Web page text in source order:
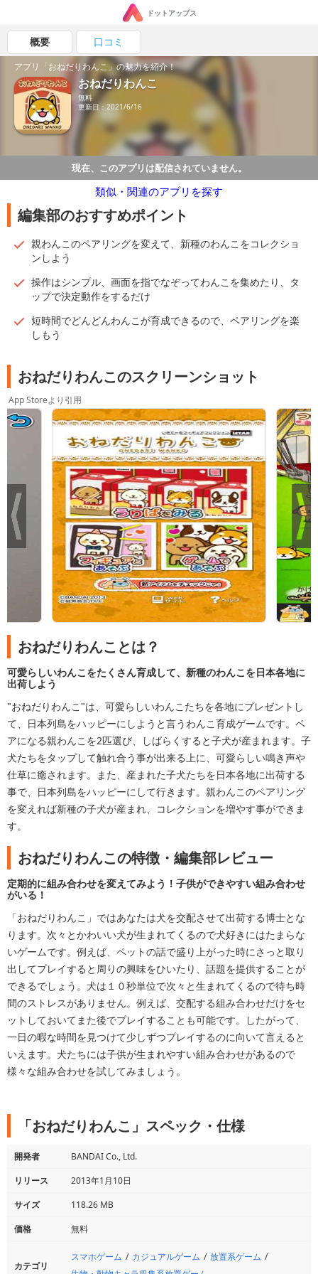
ドットアップス
概要 口コミ
アプリ「おねだりわんこ」の魅力を紹介！
おねだりわんこ
無料
更新日：2021/6/16
現在、このアプリは配信されていません。
類似・関連のアプリを探す
編集部のおすすめポイント
親わんこのペアリングを変えて、新種のわんこをコレクショ
ンしよう
操作はシンプル、画面を指でなぞってわんこを集めたり、タ
ップで決定動作をするだけ
短時間でどんどんわんこが育成できるので、ペアリングを楽
しもう
おねだりわんこのスクリーンショット
App Storeより引用
おねだりわんことは？
可愛らしいわんこをたくさん育成して、新種のわんこを日本各地に
出荷しよう
"おねだりわんこ"は、可愛らしいわんこたちを各地にプレゼントし
て、日本列島をハッピーにしようと言うわんこ育成ゲームです。ペ
アになる親わんこを2匹選び、しばらくすると子犬が産まれます。子
犬たちをタップして触れ合う事が出来る上に、可愛らしい鳴き声や
仕草に癒されます。また、産まれた子犬たちを日本各地に出荷する
事で、日本列島をハッピーにして行きます。親わんこのペアリング
を変えれば新種の子犬が産まれ、コレクションを増やす事ができま
す。
おねだりわんこの特徴・編集部レビュー
定期的に組み合わせを変えてみよう！子供ができやすい組み合わせ
がいる！
「おねだりわんこ」ではあなたは犬を交配させて出荷する博士とな
ります。次々とかわいい犬が生まれてくるので犬好きにはたまらな
いゲームです。例えば、ペットの話で盛り上がった時にさっと取り
出してプレイすると周りの興味をひいたり、話題を提供することが
できるでしょう。犬は１０秒単位で次々と生まれてくるので待ち時
間のストレスがありません。例えば、交配する組み合わせだけをセ
ットしておいてまた後でプレイすることも可能です。したがって、
一日の暇な時間を見つけて少しずつプレイするのに向いて言えると
いえます。犬たちには子供が生まれやすい組み合わせがあるので
様々な組み合わせを試してみましょう。
「おねだりわんこ」スペック・仕様
開発者
BANDAI Co., Ltd.
リリース
2013年1月10日
サイズ
118.26 MB
価格
無料
カテゴリ
スマホゲーム カジュアルゲーム
放置系ゲーム